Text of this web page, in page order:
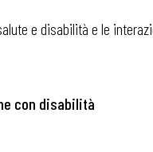
e disabilità e le
con disabilità